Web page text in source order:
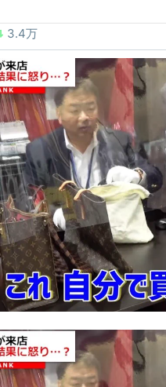
3.4万